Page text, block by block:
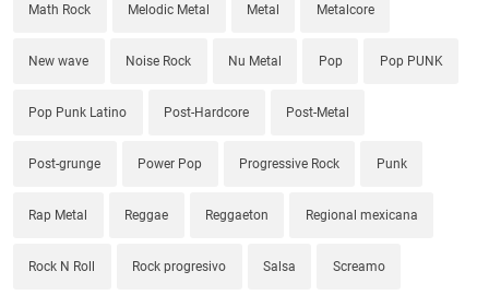
Math Rock Melodic Metal Metal Metalcore
New wave Noise Rock Nu Metal Pop Pop PUNK
Pop Punk Latino Post-Hardcore Post-Metal
Post-grunge Power Pop Progressive Rock Punk
Rap Metal Reggae Reggaeton Regional mexicana
Rock N Roll Rock progresivo Salsa Screamo